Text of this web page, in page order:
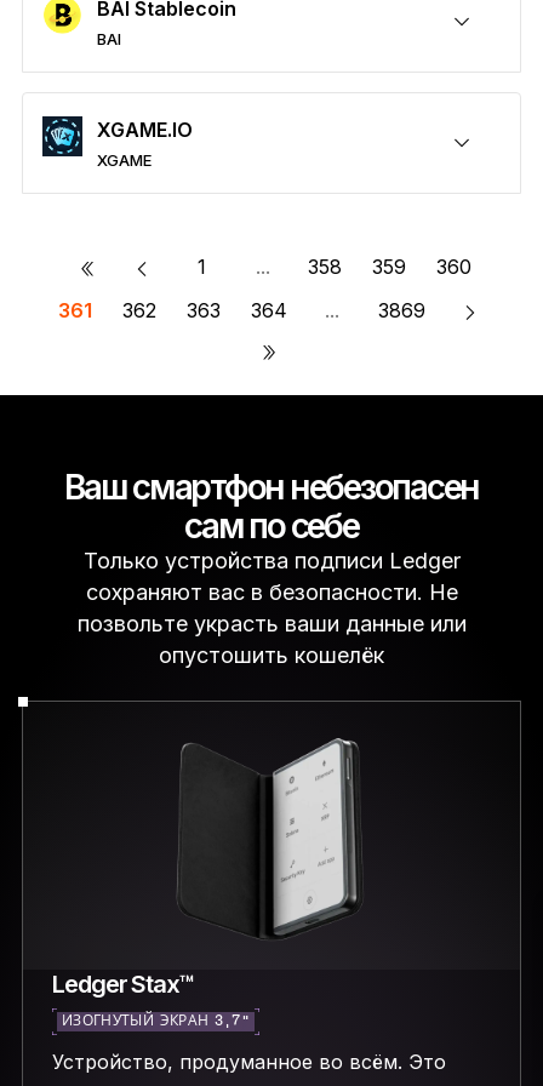
BAI Stablecoin
BAI
Отправка/Получение
Купить
Обмен
Стейкинг
Необходим сторонний кошелёк
Обезопасить BAI
XGAME.IO
XGAME
Отправка/Получение
Купить
Обмен
Стейкинг
Необходим сторонний кошелёк
Обезопасить XGAME
« 1 ... 358 359
360
361
362 363 364 ... 3869
»
Ваш смартфон небезопасен
сам по себе
Только устройства подписи Ledger
сохраняют вас в безопасности. Не
позвольте украсть ваши данные или
опустошить кошелёк
Ledger Stax™
ИЗОГНУТЫЙ ЭКРАН 3,7″
Устройство, продуманное во всём. Это